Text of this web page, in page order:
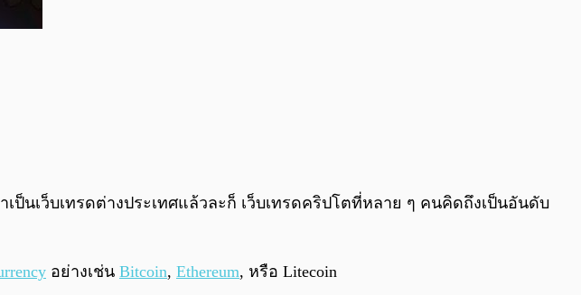
0:00 /0:00
เป็นเว็บเทรดต่างประเทศแล้วละก็ เว็บเทรดคริปโตที่หลาย ๆ คนคิดถึงเป็นอันดับ
อย่างเช่น Bitcoin, Ethereum, หรือ Litecoin